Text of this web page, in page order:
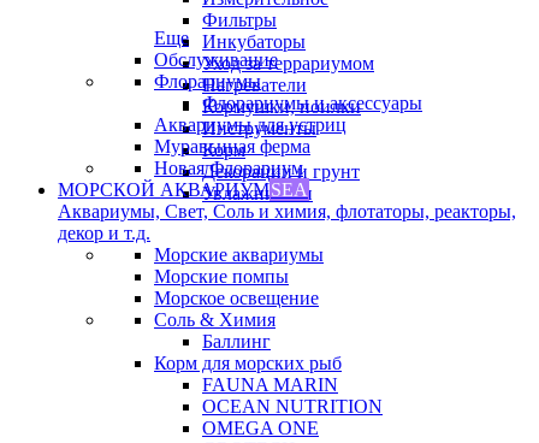
Фильтры
Инкубаторы
Уход за террариумом
Нагреватели
Кормушки, поилки
Инструменты
Корм
Декорации и грунт
Увлажнители
Еще
Обслуживание
Флорариумы
Флорариумы и аксессуары
Аквариумы для устриц
Муравьиная ферма
Новая Флорариум
МОРСКОЙ АКВАРИУМSEA
Аквариумы, Свет, Соль и химия, флотаторы, реакторы,
декор и т.д.
Морские аквариумы
Морские помпы
Морское освещение
Соль & Химия
Баллинг
Корм для морских рыб
FAUNA MARIN
OCEAN NUTRITION
OMEGA ONE